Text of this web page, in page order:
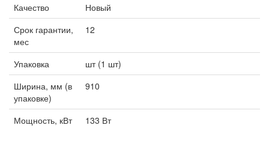
Качество
Новый
Срок гарантии,
мес
12
Упаковка
шт (1 шт)
Ширина, мм (в
упаковке)
910
Мощность, кВт 133 Вт